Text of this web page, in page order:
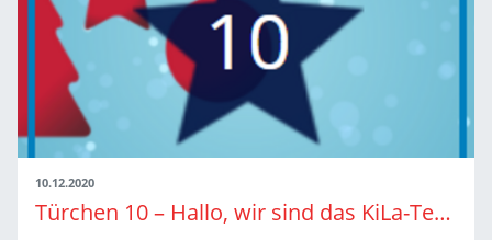
10.12.2020
Türchen 10 – Hallo, wir sind das KiLa-Team!